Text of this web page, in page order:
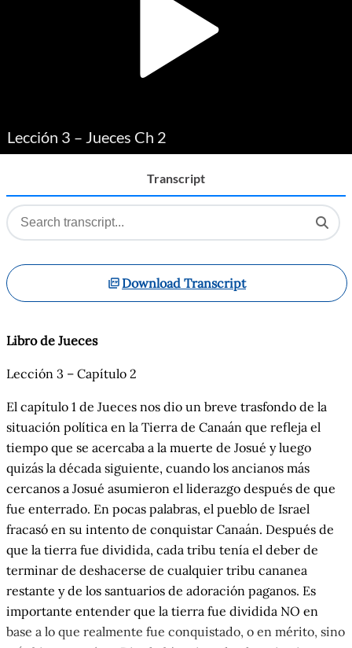
Lección 3 – Jueces Ch 2
Transcript
Download Transcript
Libro de Jueces
Lección 3 – Capítulo 2
El capítulo 1 de Jueces nos dio un breve trasfondo de la
situación política en la Tierra de Canaán que refleja el
tiempo que se acercaba a la muerte de Josué y luego
quizás la década siguiente, cuando los ancianos más
cercanos a Josué asumieron el liderazgo después de que
fue enterrado. En pocas palabras, el pueblo de Israel
fracasó en su intento de conquistar Canaán. Después de
que la tierra fue dividida, cada tribu tenía el deber de
terminar de deshacerse de cualquier tribu cananea
restante y de los santuarios de adoración paganos. Es
importante entender que la tierra fue dividida NO en
base a lo que realmente fue conquistado, o en mérito, sino